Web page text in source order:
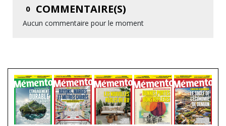
0 COMMENTAIRE(S)
Aucun commentaire pour le moment